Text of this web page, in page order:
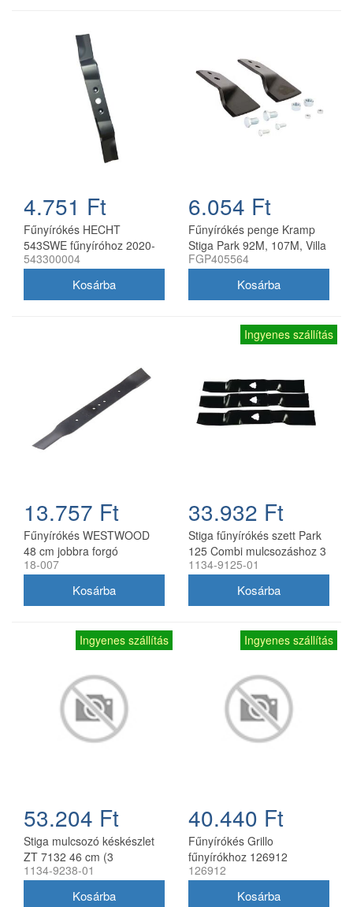
4.751 Ft
Fűnyírókés HECHT
543SWE fűnyíróhoz 2020-
21
543300004
6.054 Ft
Fűnyírókés penge Kramp
Stiga Park 92M, 107M, Villa
92M, 107M 170 mm
FGP405564
13.757 Ft
Fűnyírókés WESTWOOD
48 cm jobbra forgó
18-007
Ingyenes szállítás
33.932 Ft
Stiga fűnyírókés szett Park
125 Combi mulcsozáshoz 3
db
1134-9125-01
Ingyenes szállítás
53.204 Ft
Stiga mulcsozó késkészlet
ZT 7132 46 cm (3
db/csomag) 1134-9238-01
1134-9238-01
Ingyenes szállítás
40.440 Ft
Fűnyírókés Grillo
fűnyírókhoz 126912
126912